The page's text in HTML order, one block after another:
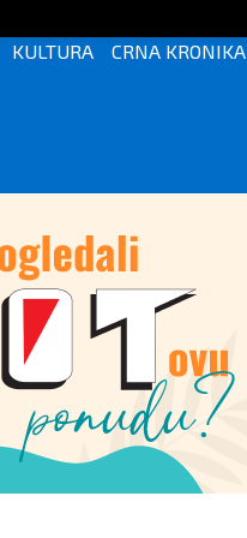
KULTURA CRNA KRONIKA